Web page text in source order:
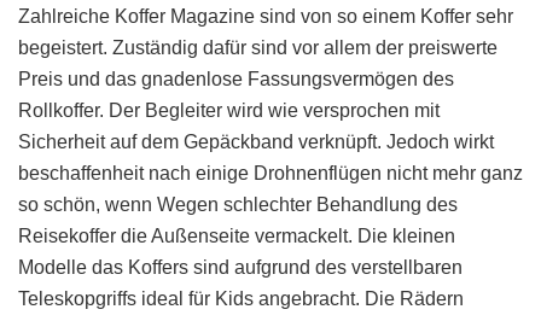
Zahlreiche Koffer Magazine sind von so einem Koffer sehr
begeistert. Zuständig dafür sind vor allem der preiswerte
Preis und das gnadenlose Fassungsvermögen des
Rollkoffer. Der Begleiter wird wie versprochen mit
Sicherheit auf dem Gepäckband verknüpft. Jedoch wirkt
beschaffenheit nach einige Drohnenflügen nicht mehr ganz
so schön, wenn Wegen schlechter Behandlung des
Reisekoffer die Außenseite vermackelt. Die kleinen
Modelle das Koffers sind aufgrund des verstellbaren
Teleskopgriffs ideal für Kids angebracht. Die Rädern